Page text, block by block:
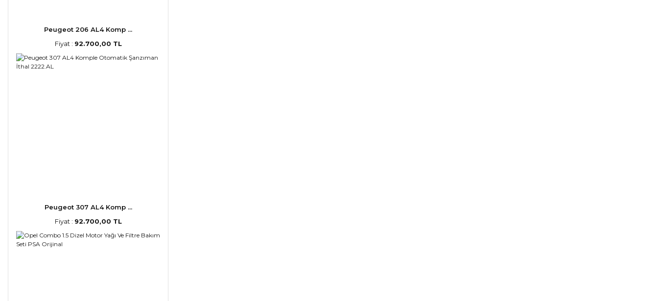
Peugeot 206 AL4 Komp ...
Fiyat : 92.700,00 TL
Peugeot 307 AL4 Komp ...
Fiyat : 92.700,00 TL